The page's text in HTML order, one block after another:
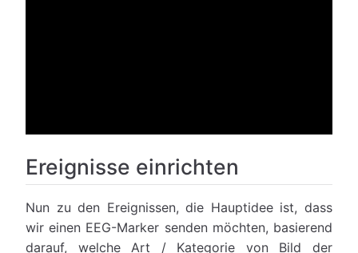
Ereignisse einrichten
Nun zu den Ereignissen, die Hauptidee ist, dass
wir einen EEG-Marker senden möchten, basierend
darauf, welche Art / Kategorie von Bild der